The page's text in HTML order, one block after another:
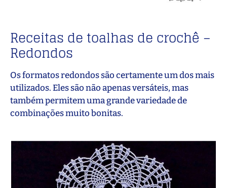
Receitas de toalhas de crochê –
Redondos
Os formatos redondos são certamente um dos mais
utilizados. Eles são não apenas versáteis, mas
também permitem uma grande variedade de
combinações muito bonitas.